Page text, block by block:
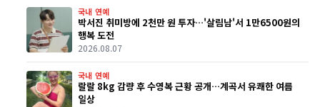
국내 연예
박서진 취미방에 2천만 원 투자…'살림남'서 1만6500원의
행복 도전
2026.08.07
국내 연예
랄랄 8kg 감량 후 수영복 근황 공개…계곡서 유쾌한 여름
일상